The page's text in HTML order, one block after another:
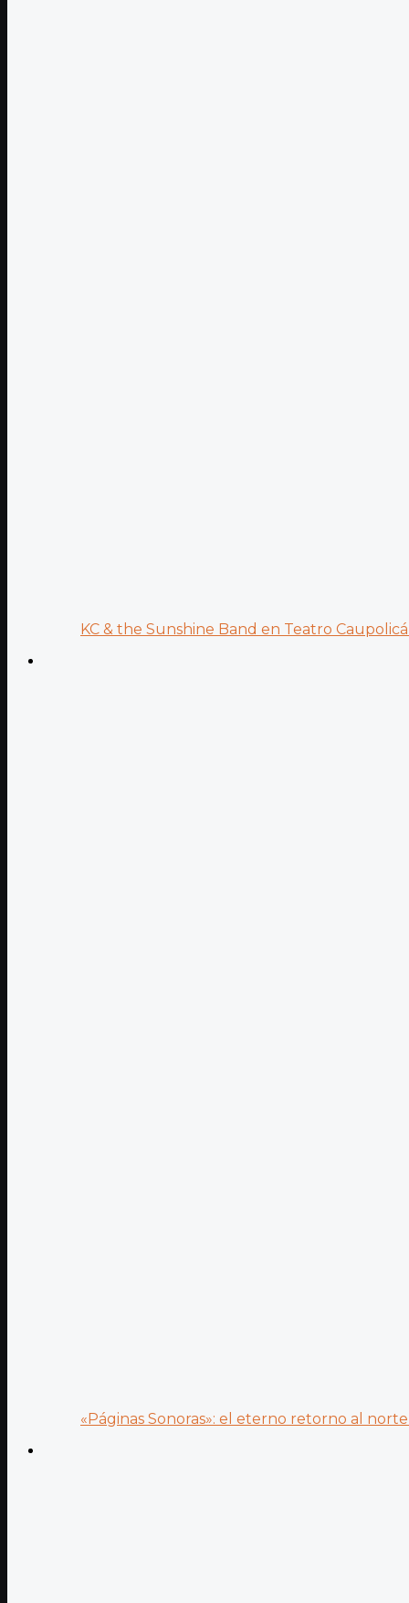
KC & the Sunshine Band en Teatro
«Páginas Sonoras»: el eterno retorno al norte